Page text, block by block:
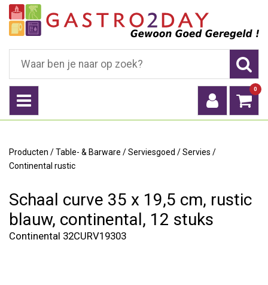
0
Producten /Table- & Barware /Serviesgoed /Servies /
Continental rustic
Schaal curve 35 x 19,5 cm, rustic
blauw, continental, 12 stuks
Continental 32CURV19303